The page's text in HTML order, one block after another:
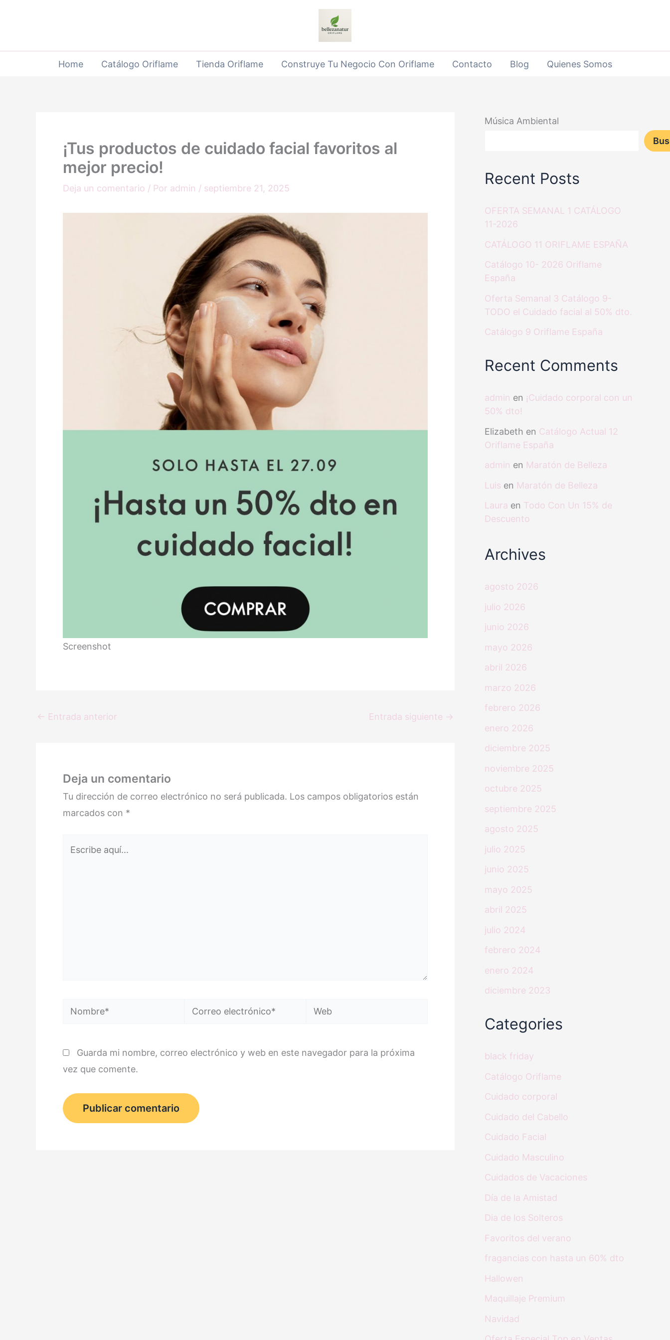
Home Catálogo Oriflame Tienda Oriflame Construye Tu Negocio Con Oriflame Contacto Blog Quienes Somos
¡Tus productos de cuidado facial favoritos al
mejor precio!
Deja un comentario / Por admin / septiembre 21, 2025
Screenshot
← Entrada anterior Entrada siguiente →
Deja un comentario
Tu dirección de correo electrónico no será publicada. Los campos obligatorios están
marcados con *
Nombre*
Correo
Web
Guarda mi nombre, correo electrónico y web en este navegador para la próxima
vez que comente.
Música Ambiental
Recent Posts
OFERTA SEMANAL 1 CATÁLOGO
11-2026
CATÁLOGO 11 ORIFLAME ESPAÑA
Catálogo 10- 2026 Oriflame
España
Oferta Semanal 3 Catálogo 9-
TODO el Cuidado facial al 50% dto.
Catálogo 9 Oriflame España
Recent Comments
admin en ¡Cuidado corporal con un
50% dto!
Elizabeth en Catálogo Actual 12
Oriflame España
admin en Maratón de Belleza
Luis en Maratón de Belleza
Laura en Todo Con Un 15% de
Descuento
Archives
agosto 2026
julio 2026
junio 2026
mayo 2026
abril 2026
marzo 2026
febrero 2026
enero 2026
diciembre 2025
noviembre 2025
octubre 2025
septiembre 2025
agosto 2025
julio 2025
junio 2025
mayo 2025
abril 2025
julio 2024
febrero 2024
enero 2024
diciembre 2023
Categories
black friday
Catálogo Oriflame
Cuidado corporal
Cuidado del Cabello
Cuidado Facial
Cuidado Masculino
Cuidados de Vacaciones
Día de la Amistad
Dia de los Solteros
Favoritos del verano
fragancias con hasta un 60% dto
Hallowen
Maquillaje Premium
Navidad